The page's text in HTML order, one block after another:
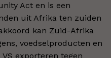
Act en is een
uit Afrika ten zuiden
kan Zuid-Afrika
voedselproducten en
exporteren tegen